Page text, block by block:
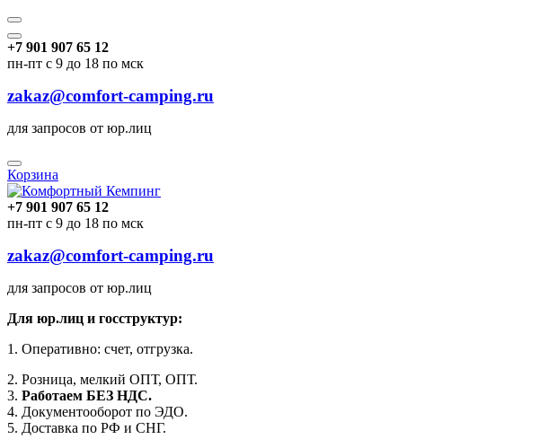
+7 901 907 65 12
пн-пт с 9 до 18 по мск
zakaz@comfort-camping.ru
для запросов от юр.лиц
Корзина
+7 901 907 65 12
пн-пт с 9 до 18 по мск
zakaz@comfort-camping.ru
для запросов от юр.лиц
Для юр.лиц и госструктур:
1. Оперативно: счет, отгрузка.
2. Розница, мелкий ОПТ, ОПТ.
3. Работаем БЕЗ НДС.
4. Документооборот по ЭДО.
5. Доставка по РФ и СНГ.